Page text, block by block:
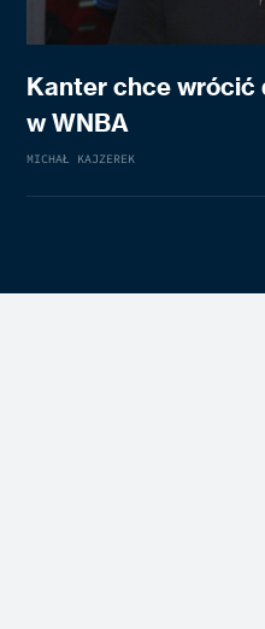
Kanter chce wrócić
w WNBA
MICHAŁ KAJZEREK